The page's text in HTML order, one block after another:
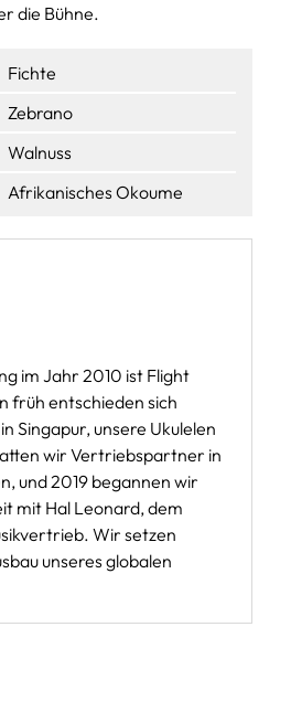
die Bühne.
Fichte
Zebrano
Walnuss
Afrikanisches Okoume
im Jahr 2010 ist Flight
früh entschieden sich
Singapur, unsere Ukulelen
wir Vertriebspartner in
und 2019 begannen wir
mit Hal Leonard, dem
Wir setzen
unseres globalen